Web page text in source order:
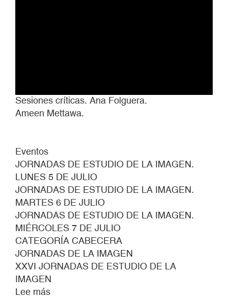
Sesiones críticas. Ana Folguera.
Ameen Mettawa.
Eventos
JORNADAS DE ESTUDIO DE LA IMAGEN.
LUNES 5 DE JULIO
JORNADAS DE ESTUDIO DE LA IMAGEN.
MARTES 6 DE JULIO
JORNADAS DE ESTUDIO DE LA IMAGEN.
MIÉRCOLES 7 DE JULIO
CATEGORÍA CABECERA
JORNADAS DE LA IMAGEN
XXVI JORNADAS DE ESTUDIO DE LA
IMAGEN
Lee más